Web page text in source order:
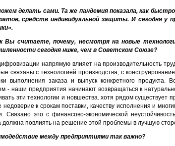
делать сами. Та же пандемия показала, как
средств индивидуальной защиты. И сегодня у
Вы считаете, почему, несмотря на новые
сегодня ниже, чем в Советском Союзе?
напрямую влияет на производительность
связаны с технологией производства, с
выполнения заказа и выпуск конкретного
- наши предприятия начинают возвращаться к
эти технологии и новшества. хотя рядом существует
к срокам поставки, качеству исполнения и
Связано это с финансово-экономической
повлиять на решение этой проблемы в лучшую
между предприятиями так важно?